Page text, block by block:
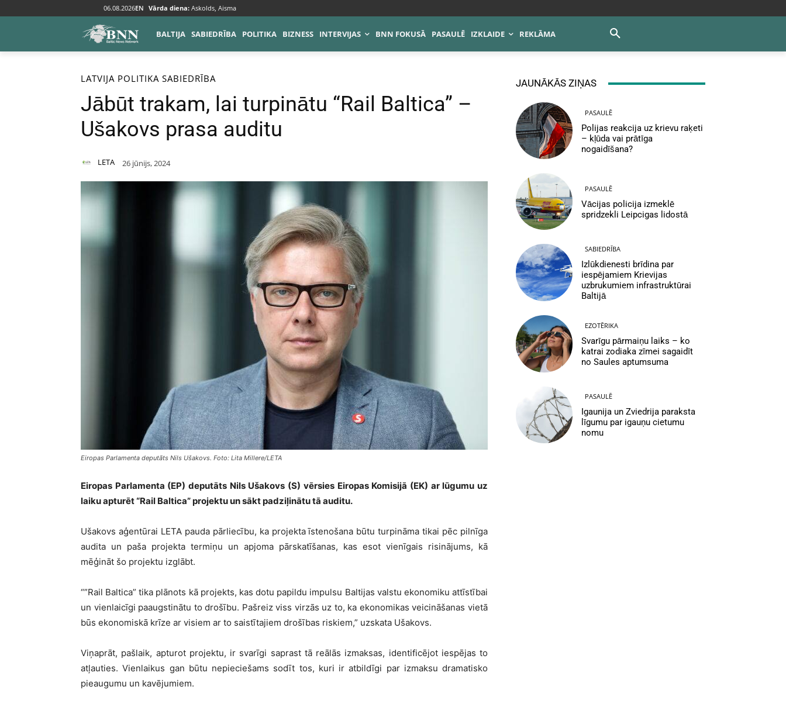
06.08.2026EN Vārda diena: Askolds, Aisma
BALTIJA SABIEDRĪBA POLITIKA BIZNESS INTERVIJAS BNN FOKUSĀ PASAULĒ IZKLAIDE REKLĀMA
Sākums Baltija Latvija
LATVIJA POLITIKA SABIEDRĪBA
Jābūt trakam, lai turpinātu “Rail Baltica” –
Ušakovs prasa auditu
LETA 26 jūnijs, 2024
Eiropas Parlamenta deputāts Nils Ušakovs. Foto: Lita Millere/LETA
Eiropas Parlamenta (EP) deputāts Nils Ušakovs (S) vērsies Eiropas Komisijā (EK) ar lūgumu uz
laiku apturēt “Rail Baltica” projektu un sākt padziļinātu tā auditu.
Ušakovs aģentūrai LETA pauda pārliecību, ka projekta īstenošana būtu turpināma tikai pēc pilnīga
audita un paša projekta termiņu un apjoma pārskatīšanas, kas esot vienīgais risinājums, kā
mēģināt šo projektu izglābt.
“”Rail Baltica” tika plānots kā projekts, kas dotu papildu impulsu Baltijas valstu ekonomiku attīstībai
un vienlaicīgi paaugstinātu to drošību. Pašreiz viss virzās uz to, ka ekonomikas veicināšanas vietā
būs ekonomiskā krīze ar visiem ar to saistītajiem drošības riskiem,” uzskata Ušakovs.
Viņaprāt, pašlaik, apturot projektu, ir svarīgi saprast tā reālās izmaksas, identificējot iespējas to
atļauties. Vienlaikus gan būtu nepieciešams sodīt tos, kuri ir atbildīgi par izmaksu dramatisko
pieaugumu un kavējumiem.
JAUNĀKĀS ZIŅAS
PASAULĒ
Polijas reakcija uz krievu raķeti
– kļūda vai prātīga
nogaidīšana?
PASAULĒ
Vācijas policija izmeklē
spridzekli Leipcigas lidostā
SABIEDRĪBA
Izlūkdienesti brīdina par
iespējamiem Krievijas
uzbrukumiem infrastruktūrai
Baltijā
EZOTĒRIKA
Svarīgu pārmaiņu laiks – ko
katrai zodiaka zīmei sagaidīt
no Saules aptumsuma
PASAULĒ
Igaunija un Zviedrija paraksta
līgumu par igauņu cietumu
nomu